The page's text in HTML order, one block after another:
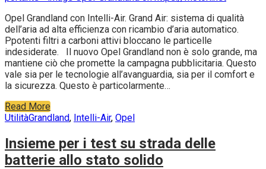
Opel Grandland con Intelli-Air. Grand Air: sistema di qualità
dell’aria ad alta efficienza con ricambio d’aria automatico.
Ppotenti filtri a carboni attivi bloccano le particelle
indesiderate. Il nuovo Opel Grandland non è solo grande, ma
mantiene ciò che promette la campagna pubblicitaria. Questo
vale sia per le tecnologie all’avanguardia, sia per il comfort e
la sicurezza. Questo è particolarmente…
Read More
UtilitàGrandland, Intelli-Air, Opel
Insieme per i test su strada delle
batterie allo stato solido